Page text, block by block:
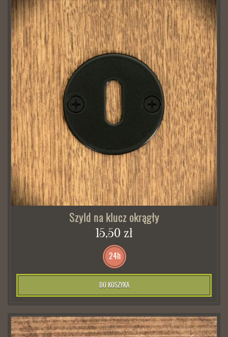
Szyld na klucz okrągły
15,50 zł
24h
DO KOSZYKA